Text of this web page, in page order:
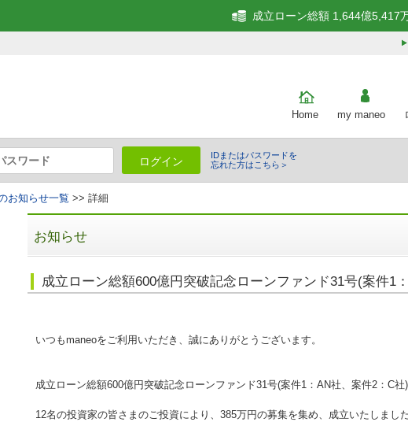
成立ローン総額 1,644億5,417
Home my maneo
ログイン
IDまたはパスワードを
忘れた方はこちら＞
お知らせ一覧 >> 詳細
お知らせ
成立ローン総額600億円突破記念ローンファンド31号(案件1
いつもmaneoをご利用いただき、誠にありがとうございます。
成立ローン総額600億円突破記念ローンファンド31号(案件1：AN社、案件2：C社)
12名の投資家の皆さまのご投資により、385万円の募集を集め、成立いたしまし